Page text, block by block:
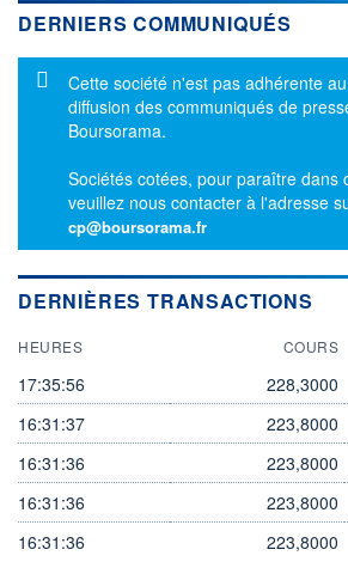
DERNIERS COMMUNIQUÉS
Message d'information
Cette société n'est pas adhérente
diffusion des communiqués de
Boursorama.
Sociétés cotées, pour paraître dans
veuillez nous contacter à l'adresse
cp@boursorama.fr
DERNIÈRES TRANSACTIONS
HEURES COURS
17:35:56 228,3000
16:31:37
223,8000
16:31:36
223,8000
16:31:36
223,8000
16:31:36
223,8000